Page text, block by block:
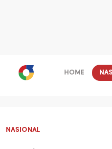
HOME
NASIONAL